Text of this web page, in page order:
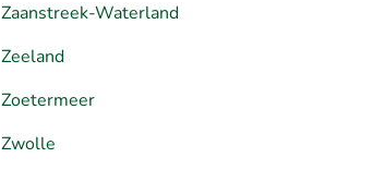
Zaanstreek-Waterland
Zeeland
Zoetermeer
Zwolle